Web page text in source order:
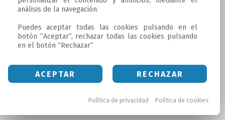
análisis de la navegación.
Puedes aceptar todas las cookies pulsando en el
botón “Aceptar”, rechazar todas las cookies pulsando
en el botón “Rechazar”
ACEPTAR RECHAZAR
Política de privacidad Política de cookies